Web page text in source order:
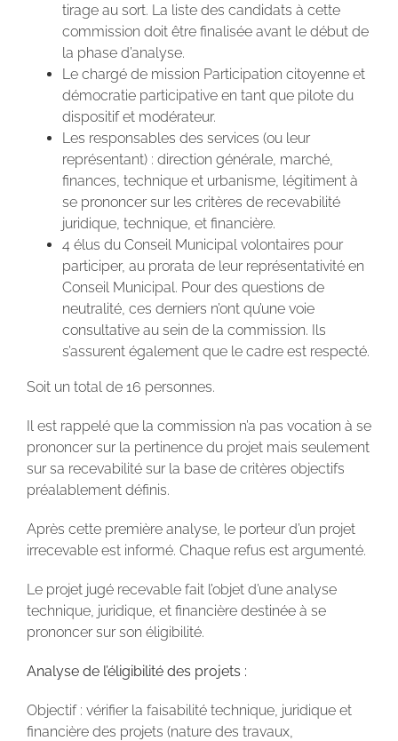
tirage au sort. La liste des candidats à cette
commission doit être finalisée avant le début de
la phase d’analyse.
Le chargé de mission Participation citoyenne et
démocratie participative en tant que pilote du
dispositif et modérateur.
Les responsables des services (ou leur
représentant) : direction générale, marché,
finances, technique et urbanisme, légitiment à
se prononcer sur les critères de recevabilité
juridique, technique, et financière.
4 élus du Conseil Municipal volontaires pour
participer, au prorata de leur représentativité en
Conseil Municipal. Pour des questions de
neutralité, ces derniers n’ont qu’une voie
consultative au sein de la commission. Ils
s’assurent également que le cadre est respecté.
Soit un total de 16 personnes.
Il est rappelé que la commission n’a pas vocation à se
prononcer sur la pertinence du projet mais seulement
sur sa recevabilité sur la base de critères objectifs
préalablement définis.
Après cette première analyse, le porteur d’un projet
irrecevable est informé. Chaque refus est argumenté.
Le projet jugé recevable fait l’objet d’une analyse
technique, juridique, et financière destinée à se
prononcer sur son éligibilité.
Analyse de l’éligibilité des projets :
Objectif : vérifier la faisabilité technique, juridique et
financière des projets (nature des travaux,